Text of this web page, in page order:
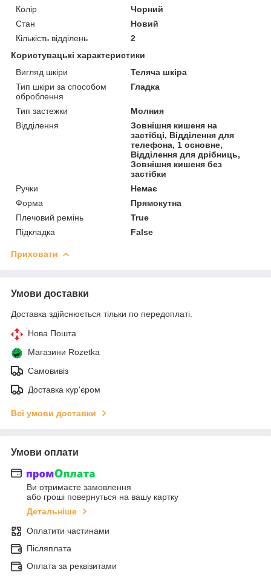
Колір
Чорний
Стан
Новий
Кількість відділень
2
Користувацькі характеристики
Вигляд шкіри
Теляча шкіра
Тип шкіри за способом
оброблення
Гладка
Тип застежки
Молния
Відділення
Зовнішня кишеня на
застібці, Відділення для
телефона, 1 основне,
Відділення для дрібниць,
Зовнішня кишеня без
застібки
Ручки
Немає
Форма
Прямокутна
Плечовий ремінь
True
Підкладка
False
Приховати
Умови доставки
Доставка здійснюється тільки по передоплаті.
Нова Пошта
Магазини Rozetka
Самовивіз
Доставка кур'єром
Всі умови доставки
Умови оплати
Ви отримаєте замовлення
або гроші повернуться на вашу картку
Детальніше
Оплатити частинами
Післяплата
Оплата за реквізитами